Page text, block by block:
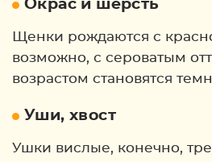
Окрас и шерсть
Щенки рождаются с
возможно, с сероватым
возрастом становятся
Уши, хвост
Ушки вислые, конечно,